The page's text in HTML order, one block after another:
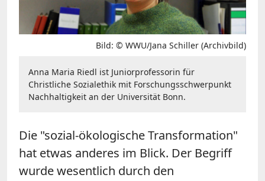
Bild: © WWU/Jana Schiller (Archivbild)
Anna Maria Riedl ist Juniorprofessorin für
Christliche Sozialethik mit Forschungsschwerpunkt
Nachhaltigkeit an der Universität Bonn.
Die "sozial-ökologische Transformation"
hat etwas anderes im Blick. Der Begriff
wurde wesentlich durch den